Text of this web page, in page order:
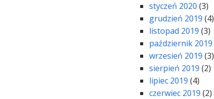
styczeń 2020 (3)
grudzień 2019 (4)
listopad 2019 (3)
październik 2019
wrzesień 2019 (3)
sierpień 2019 (2)
lipiec 2019 (4)
czerwiec 2019 (2)